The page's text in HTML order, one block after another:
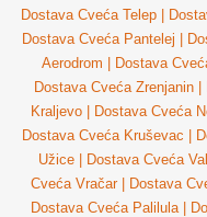
Dostava Cveća Telep
Dostava Cveća Pantelej
Aerodrom
Dostava
Dostava Cveća Zrenjanin
Kraljevo
Dostava Cveća
Dostava Cveća Kruševac
Užice
Dostava Cveća
Cveća Vračar
Dostava
Dostava Cveća Palilula